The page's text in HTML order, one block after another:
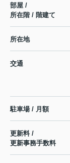
部屋 /
所在階 / 階建て
所在地
交通
駐車場 / 月額
更新料 /
更新事務手数料